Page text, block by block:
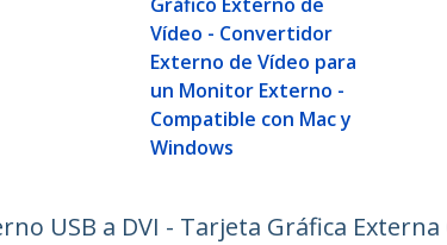
Vídeo - Convertidor
Externo de Vídeo para
un Monitor Externo -
Compatible con Mac y
Windows
USB a DVI - Tarjeta Gráfica Externa